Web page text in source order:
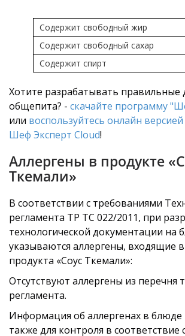
Содержит свободный жир
Содержит свободный сахар
Содержит спирт
Хотите разрабатывать правильные
общепита? - скачайте программу
или воспользуйтесь онлайн
Шеф Эксперт Cloud!
Аллергены в продукте
Ткемали»
В соответствии с требованиями
регламента ТР ТС 022/2011, при
технологической документации на
указываются аллергены, входящие в
продукта «Соус Ткемали»:
Отсутствуют аллергены из перечня
регламента.
Информация об аллергенах в
также для контроля в соответствие